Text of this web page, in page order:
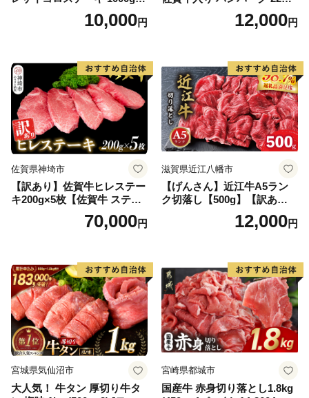
10,000円
2.6kg(120g×22個)【佐賀牛
黒毛和牛 ブランド牛 九州 ハ
気】(H083106)
12,000円
佐賀県神埼市
【訳あり】佐賀牛ヒレステー
キ200g×5枚【佐賀牛 ステー
キ ブランド肉 ヒレ肉 フィレ
肉 ジューシー ヘルシー】(H0
70,000円
滋賀県近江八幡市
【げんさん】近江牛A5ラン
ク切落し【500g】【訳あり】
12,000円
宮城県気仙沼市
大人気！ 牛タン 厚切り牛タ
宮崎県都城市
国産牛 赤身切り落とし1.8kg